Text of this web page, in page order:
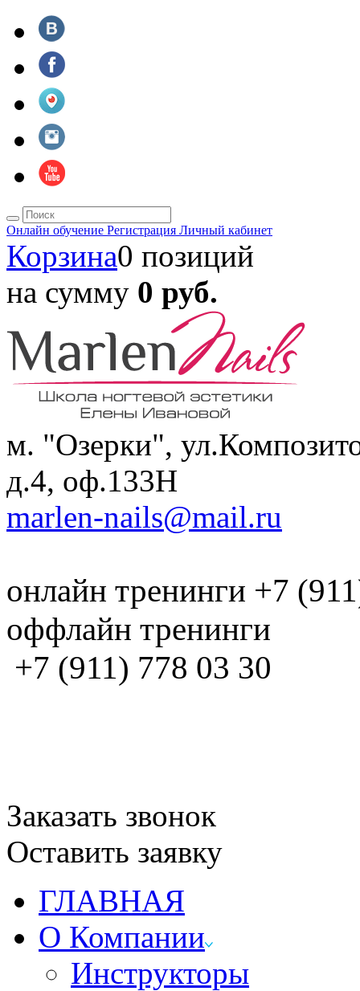
Онлайн обучение Регистрация Личный кабинет
Корзина0 позиций
на сумму 0 руб.
м. "Озерки",
д.4, оф.133H
marlen-nails@mail.ru
онлайн тренинги +7
оффлайн тренинги
+7 (911) 778 03 30
Заказать звонок
Оставить заявку
ГЛАВНАЯ
О Компании
Инструкторы